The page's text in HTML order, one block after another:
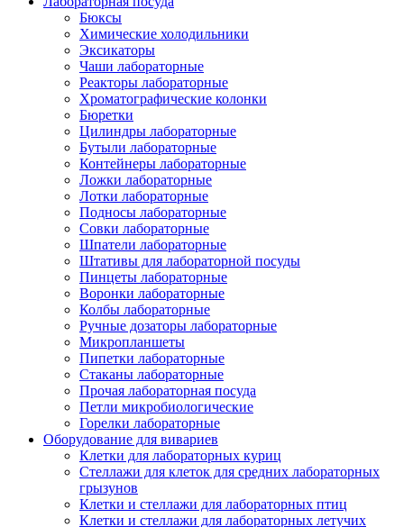
Бюксы
Химические холодильники
Эксикаторы
Чаши лабораторные
Реакторы лабораторные
Хроматографические колонки
Бюретки
Цилиндры лабораторные
Бутыли лабораторные
Контейнеры лабораторные
Ложки лабораторные
Лотки лабораторные
Подносы лабораторные
Совки лабораторные
Шпатели лабораторные
Штативы для лабораторной посуды
Пинцеты лабораторные
Воронки лабораторные
Колбы лабораторные
Ручные дозаторы лабораторные
Микропланшеты
Пипетки лабораторные
Стаканы лабораторные
Прочая лабораторная посуда
Петли микробиологические
Горелки лабораторные
Оборудование для вивариев
Клетки для лабораторных куриц
Стеллажи для клеток для средних лабораторных
грызунов
Клетки и стеллажи для лабораторных птиц
Клетки и стеллажи для лабораторных летучих